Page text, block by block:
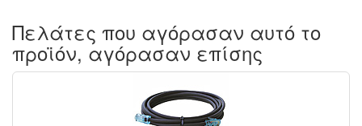
Πελάτες που αγόρασαν αυτό το
προϊόν, αγόρασαν επίσης